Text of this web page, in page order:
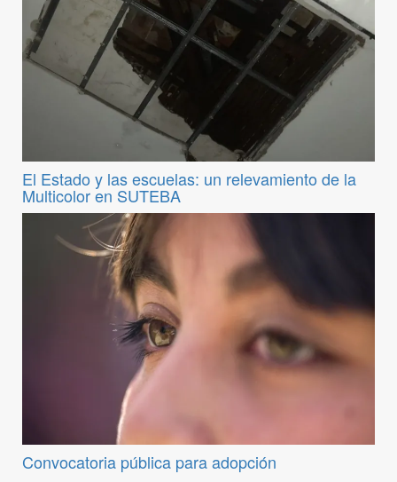
El Estado y las escuelas: un relevamiento de la
Multicolor en SUTEBA
Convocatoria pública para adopción